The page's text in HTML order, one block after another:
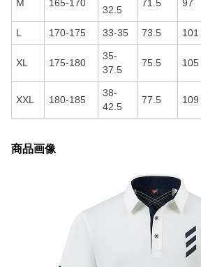
M 165-170
32.5
71.5 97
L 170-175 33-35 73.5 101
XL 175-180
35-
37.5
75.5 105
XXL 180-185
38-
42.5
77.5 109
商品画像